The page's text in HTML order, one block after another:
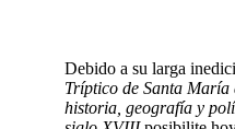
Debido a su larga
Tríptico de Santa
historia, geografía y